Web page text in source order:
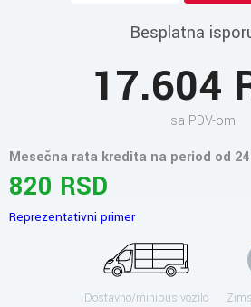
Besplatna
17.604
sa PDV-om
Mesečna rata kredita na period od
820 RSD
Reprezentativni primer
Dostavno/minibus vozilo